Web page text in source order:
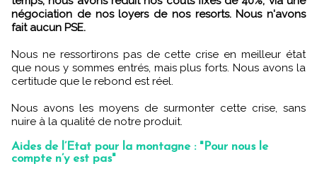
négociation de nos loyers de nos resorts. Nous n'avons
fait aucun PSE.
Nous ne ressortirons pas de cette crise en meilleur état
que nous y sommes entrés, mais plus forts. Nous avons la
certitude que le rebond est réel.
Nous avons les moyens de surmonter cette crise, sans
nuire à la qualité de notre produit.
Aides de l’Etat pour la montagne : "Pour nous le
compte n’y est pas"